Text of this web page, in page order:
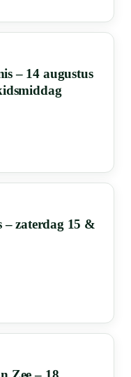
– 14 augustus
– zaterdag 15 &